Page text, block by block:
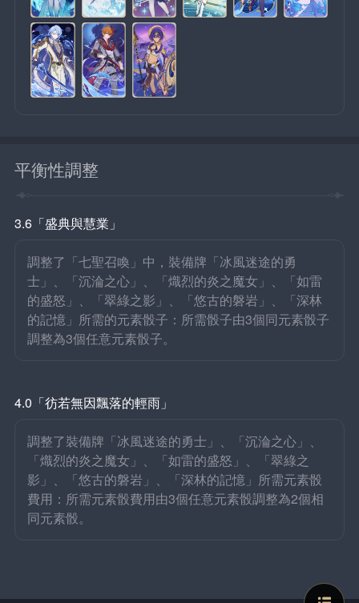
平衡性調整
3.6「盛典與慧業」
調整了「七聖召喚」中，裝備牌「冰風迷途的勇
士」、「沉淪之心」、「熾烈的炎之魔女」、「如雷
的盛怒」、「翠綠之影」、「悠古的磐岩」、「深林
的記憶」所需的元素骰子：所需骰子由3個同元素骰子
調整為3個任意元素骰子。
4.0「彷若無因飄落的輕雨」
調整了裝備牌「冰風迷途的勇士」、「沉淪之心」、
「熾烈的炎之魔女」、「如雷的盛怒」、「翠綠之
影」、「悠古的磐岩」、「深林的記憶」所需元素骰
費用：所需元素骰費用由3個任意元素骰調整為2個相
同元素骰。